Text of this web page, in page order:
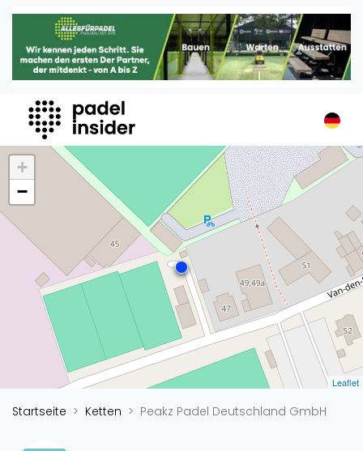
Padel Insider
Home
Organisationen
Buchungssysteme
Padel-Shops
Padel-Marken
Padelplatzbauer
Verschiedenes
Veranstaltungen
Turniere
International
Playtomic
Ranking
Männer
+
−
Leaflet
Startseite Ketten Peakz Padel Deutschland GmbH